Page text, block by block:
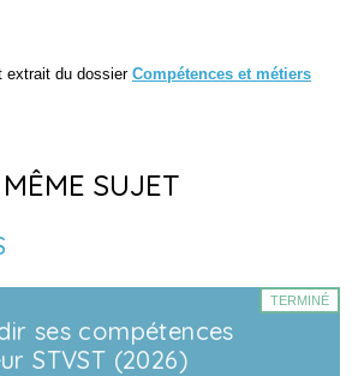
extrait du dossier Compétences et métiers
SUJET
ses compétences
STVST (2026)
TERMINÉ